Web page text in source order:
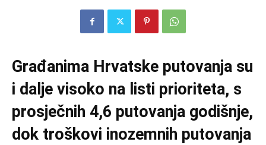
Građanima Hrvatske putovanja su
i dalje visoko na listi prioriteta, s
prosječnih 4,6 putovanja godišnje,
dok troškovi inozemnih putovanja